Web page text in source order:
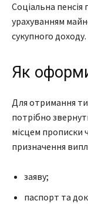
Соціальна пенсія
урахуванням
сукупного доходу.
Як
Для отримання
потрібно
місцем прописки
призначення
заяву;
паспорт та